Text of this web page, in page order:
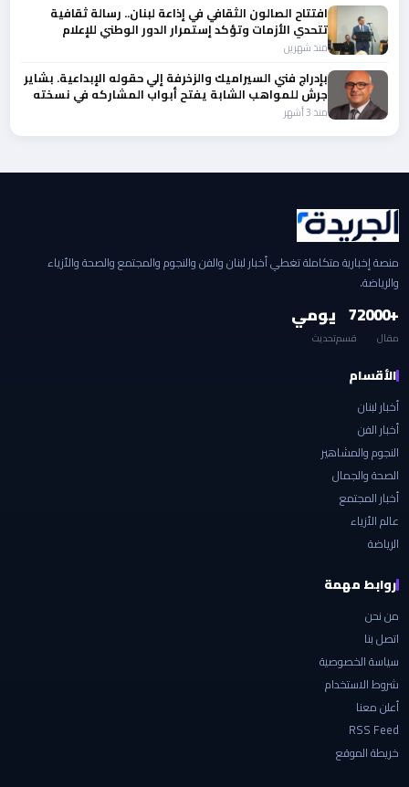
افتتاح الصالون الثقافي في إذاعة لبنان.. رسالة ثقافية
تتحدي الأزمات وتؤكد إستمرار الدور الوطني للإعلام
الرسمي
منذ شهرين
بإدراج فني السيراميك والزخرفة إلي حقوله الإبداعية. بشاير
جرش للمواهب الشابة يفتح أبواب المشاركه في نسخته
13
منذ 3 أشهر
منصة إخبارية متكاملة تغطي أخبار لبنان والفن والنجوم والمجتمع والصحة والأزياء
والرياضة.
+2000
مقال
7
قسم
يومي
تحديث
الأقسام
أخبار لبنان
أخبار الفن
النجوم والمشاهير
الصحة والجمال
أخبار المجتمع
عالم الأزياء
الرياضة
روابط مهمة
من نحن
اتصل بنا
سياسة الخصوصية
شروط الاستخدام
أعلن معنا
RSS Feed
خريطة الموقع